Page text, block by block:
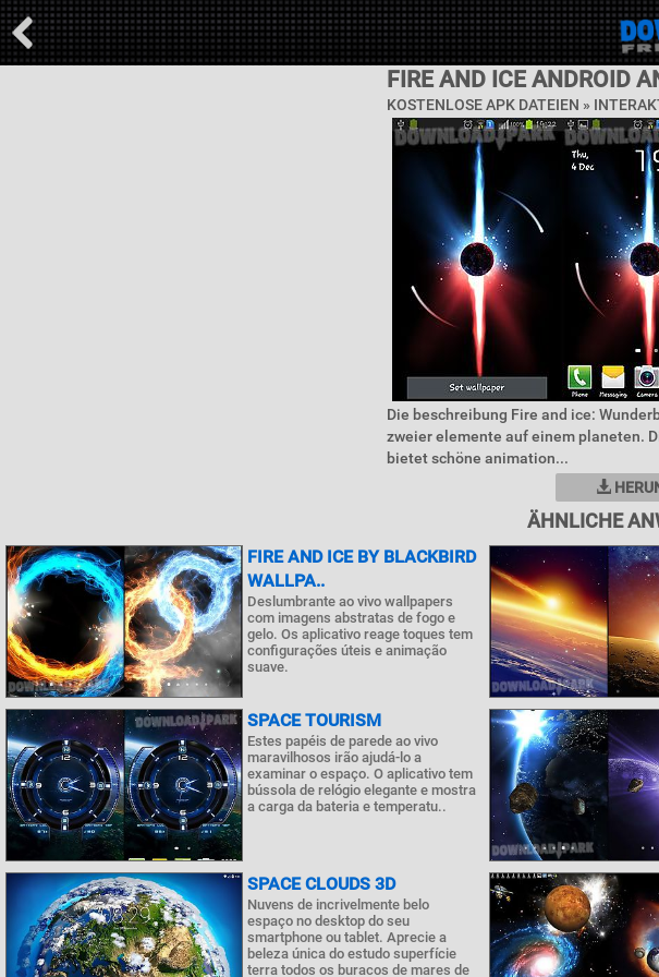
FIRE AND ICE ANDROID
KOSTENLOSE APK DATEIEN »
Die beschreibung Fire and ice:
zweier elemente auf einem planeten.
bietet schöne animation...
ÄHNLICHE
FIRE AND ICE BY BLACKBIRD
WALLPA..
Deslumbrante ao vivo wallpapers
com imagens abstratas de fogo e
gelo. Os aplicativo reage toques tem
configurações úteis e animação
suave.
SPACE TOURISM
Estes papéis de parede ao vivo
maravilhosos irão ajudá-lo a
examinar o espaço. O aplicativo tem
bússola de relógio elegante e mostra
a carga da bateria e temperatu..
SPACE CLOUDS 3D
Nuvens de incrivelmente belo
espaço no desktop do seu
smartphone ou tablet. Aprecie a
beleza única do estudo superfície
terra todos os buracos de mares de